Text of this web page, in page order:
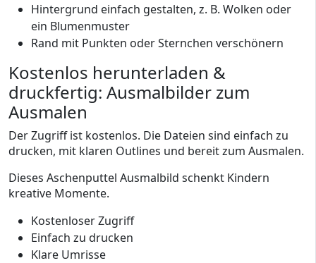
Hintergrund einfach gestalten, z. B. Wolken oder
ein Blumenmuster
Rand mit Punkten oder Sternchen verschönern
Kostenlos herunterladen &
druckfertig: Ausmalbilder zum
Ausmalen
Der Zugriff ist kostenlos. Die Dateien sind einfach zu
drucken, mit klaren Outlines und bereit zum Ausmalen.
Dieses Aschenputtel Ausmalbild schenkt Kindern
kreative Momente.
Kostenloser Zugriff
Einfach zu drucken
Klare Umrisse